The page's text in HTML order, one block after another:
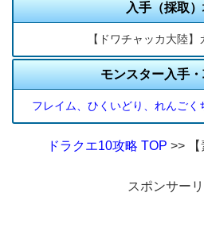
入手（採取
【ドワチャッカ大陸
モンスター入手
フレイム、ひくいどり、れんごく
ドラクエ10攻略 TOP >> 【
スポンサー